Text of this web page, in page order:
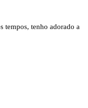
tempos, tenho adorado a